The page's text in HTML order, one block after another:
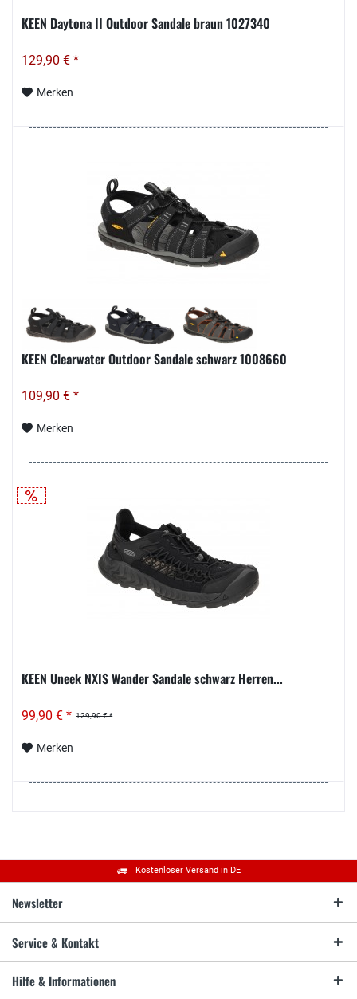
KEEN Daytona II Outdoor Sandale braun 1027340
129,90 € *
Merken
KEEN Clearwater Outdoor Sandale schwarz 1008660
109,90 € *
Merken
KEEN Uneek NXIS Wander Sandale schwarz Herren...
129,90 € *
99,90 € *
Merken
Kostenloser Versand in DE
Newsletter
Service & Kontakt
Hilfe & Informationen